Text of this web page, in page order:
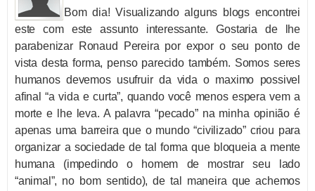
Bom dia! Visualizando alguns blogs encontrei
este com este assunto interessante. Gostaria de lhe
parabenizar Ronaud Pereira por expor o seu ponto de
vista desta forma, penso parecido também. Somos seres
humanos devemos usufruir da vida o maximo possivel
afinal “a vida e curta”, quando você menos espera vem a
morte e lhe leva. A palavra “pecado” na minha opinião é
apenas uma barreira que o mundo “civilizado” criou para
organizar a sociedade de tal forma que bloqueia a mente
humana (impedindo o homem de mostrar seu lado
“animal”, no bom sentido), de tal maneira que achemos